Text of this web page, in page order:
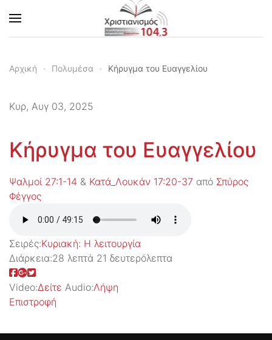
Skip to main content
Αρχική Πολυμέσα Κήρυγμα του Ευαγγελίου
Κυρ, Αυγ 03, 2025
Κήρυγμα του Ευαγγελίου
Ψαλμοί 27:1-14 & Κατά_Λουκάν 17:20-37 από Σπύρος
Φέγγος
Σειρές:Kυριακή: H λειτουργία
Διάρκεια:28 λεπτά 21 δευτερόλεπτα
Video:Δείτε Audio:Λήψη
Επιστροφή